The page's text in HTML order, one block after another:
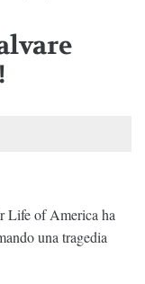
Life of America ha
una tragedia